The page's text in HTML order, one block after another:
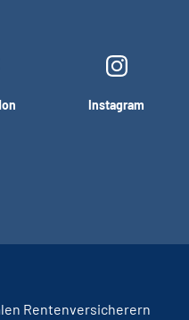
Instagram
Rentenversicherern